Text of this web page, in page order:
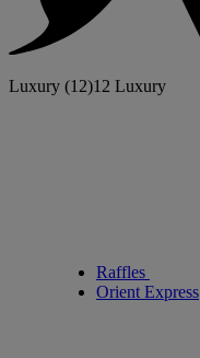
Luxury (12)12 Luxury
Raffles
Orient Express